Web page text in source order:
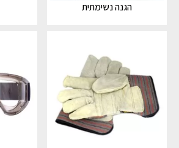
הגנה נשימתית